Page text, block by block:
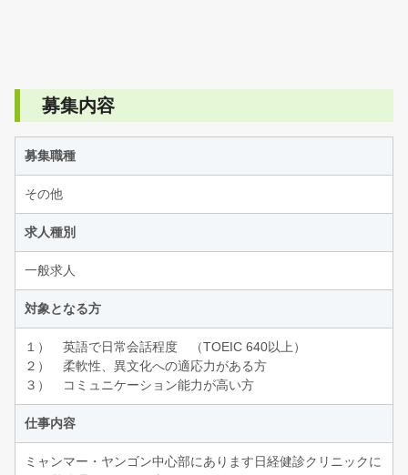
募集内容
募集職種
その他
求人種別
一般求人
対象となる方
１） 英語で日常会話程度 （TOEIC 640以上）
２） 柔軟性、異文化への適応力がある方
３） コミュニケーション能力が高い方
仕事内容
ミャンマー・ヤンゴン中心部にあります日経健診クリニックに